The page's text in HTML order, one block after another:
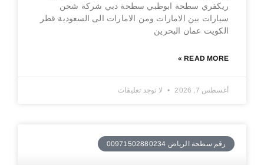
ريكفري سطحة ابوظبي سطحة دبي شركة شحن
سيارات بين الامارات ومن الامارات الى السعودية قطر
الكويت عمان البحرين
READ MORE »
أغسطس 7, 2026 لا توجد تعليقات
رقم سطحة الرياض 00971502880234